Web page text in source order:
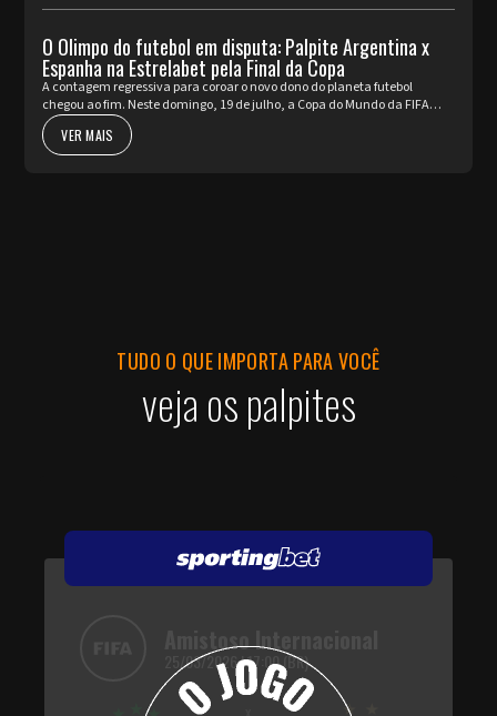
O Olimpo do futebol em disputa: Palpite Argentina x
Espanha na Estrelabet pela Final da Copa
A contagem regressiva para coroar o novo dono do planeta futebol
chegou ao fim. Neste domingo, 19 de julho, a Copa do Mundo da FIFA
2026™ apresenta o seu ato mais nobre e aguardado. Argentina e Espa...
VER MAIS
TUDO O QUE IMPORTA PARA VOCÊ
veja os palpites
Amistoso Internacional
25/03/2026 | 17:00 (BR)